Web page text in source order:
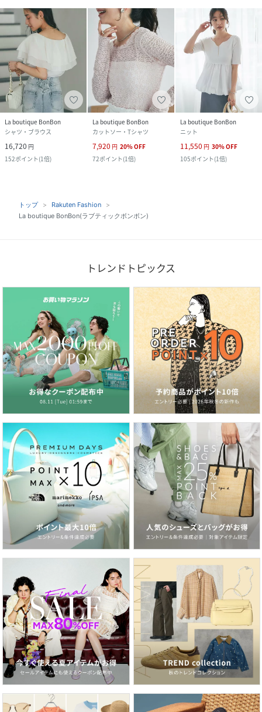
La boutique BonBon
シャツ・ブラウス
16,720 円
152ポイント(1倍)
La boutique BonBon
カットソー・Tシャツ
7,920 円 20%OFF
72ポイント(1倍)
La boutique BonBon
ニット
11,550 円 30%OFF
105ポイント(1倍)
トップ
Rakuten Fashion
La boutique BonBon(ラブティックボンボン)
トレンドトピックス